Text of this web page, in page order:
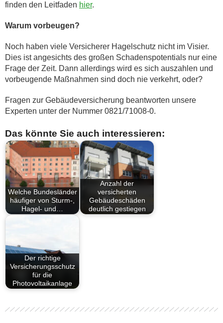
finden den Leitfaden hier.
Warum vorbeugen?
Noch haben viele Versicherer Hagelschutz nicht im Visier.
Dies ist angesichts des großen Schadenspotentials nur eine
Frage der Zeit. Dann allerdings wird es sich auszahlen und
vorbeugende Maßnahmen sind doch nie verkehrt, oder?
Fragen zur Gebäudeversicherung beantworten unsere
Experten unter der Nummer 0821/71008-0.
Das könnte Sie auch interessieren:
Welche Bundesländer
häufiger von Sturm-,
Hagel- und…
Anzahl der
versicherten
Gebäudeschäden
deutlich gestiegen
Der richtige
Versicherungsschutz
für die
Photovoltaikanlage